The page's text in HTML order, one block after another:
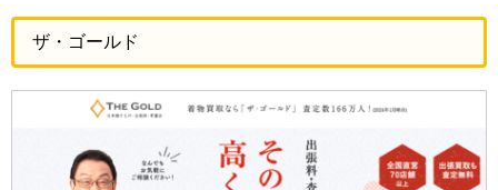
ザ・ゴールド